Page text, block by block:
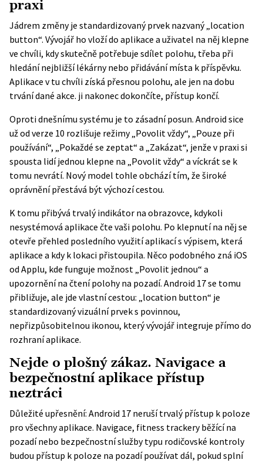
praxi
Jádrem změny je standardizovaný prvek nazvaný „location
button“. Vývojář ho vloží do aplikace a uživatel na něj klepne
ve chvíli, kdy skutečně potřebuje sdílet polohu, třeba při
hledání nejbližší lékárny nebo přidávání místa k příspěvku.
Aplikace v tu chvíli získá přesnou polohu, ale jen na dobu
trvání dané akce. ji nakonec dokončíte, přístup končí.
Oproti dnešnímu systému je to zásadní posun. Android sice
už od verze 10 rozlišuje režimy „Povolit vždy“, „Pouze při
používání“, „Pokaždé se zeptat“ a „Zakázat“, jenže v praxi si
spousta lidí jednou klepne na „Povolit vždy“ a víckrát se k
tomu nevrátí. Nový model tohle obchází tím, že široké
oprávnění přestává být výchozí cestou.
K tomu přibývá trvalý indikátor na obrazovce, kdykoli
nesystémová aplikace čte vaši polohu. Po klepnutí na něj se
otevře přehled posledního využití aplikací s výpisem, která
aplikace a kdy k lokaci přistoupila. Něco podobného zná iOS
od Applu, kde funguje možnost „Povolit jednou“ a
upozornění na čtení polohy na pozadí. Android 17 se tomu
přibližuje, ale jde vlastní cestou: „location button“ je
standardizovaný vizuální prvek s povinnou,
nepřizpůsobitelnou ikonou, který vývojář integruje přímo do
rozhraní aplikace.
Nejde o plošný zákaz. Navigace a
bezpečnostní aplikace přístup
neztráci
Důležité upřesnění: Android 17 neruší trvalý přístup k poloze
pro všechny aplikace. Navigace, fitness trackery běžící na
pozadí nebo bezpečnostní služby typu rodičovské kontroly
budou přístup k poloze na pozadípoužívat dál, pokud splní